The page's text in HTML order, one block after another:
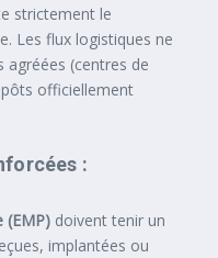
strictement le
Les flux logistiques ne
agréées (centres de
officiellement
:
(EMP) doivent tenir un
implantées ou